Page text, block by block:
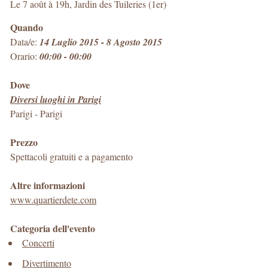
Le 7 août à 19h, Jardin des Tuileries (1er)
Quando
Data/e: 14 Luglio 2015 - 8 Agosto 2015
Orario: 00:00 - 00:00
Dove
Diversi luoghi in Parigi
Parigi -Parigi
Prezzo
Spettacoli gratuiti e a pagamento
Altre informazioni
www.quartierdete.com
Categoria dell'evento
Concerti
Divertimento